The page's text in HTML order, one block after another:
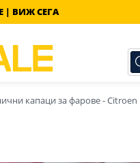
| ВИЖ СЕГА
капаци за фарове - Citroen